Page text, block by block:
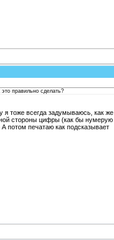
правильно сделать?
я тоже всегда задумываюсь, как же
стороны цифры (как бы нумерую
потом печатаю как подсказывает